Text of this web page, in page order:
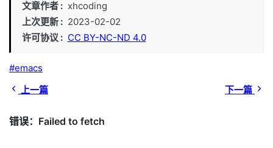
文章作者
xhcoding
上次更新
2023-02-02
许可协议
CC BY-NC-ND 4.0
emacs
上一篇
下一篇